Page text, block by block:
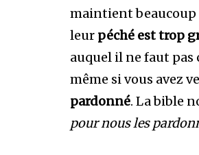
maintient beaucoup
leur péché est trop
auquel il ne faut pas
même si vous avez
pardonné. La bible
pour nous les